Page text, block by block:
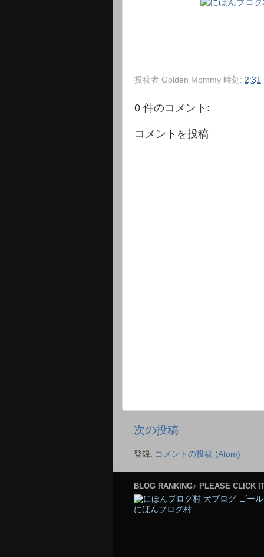
投稿者 Golden Mommy 時刻: 2:31
0 件のコメント:
コメントを投稿
次の投稿
登録: コメントの投稿 (Atom)
BLOG RANKING♪ PLEASE CLICK
にほんブログ村